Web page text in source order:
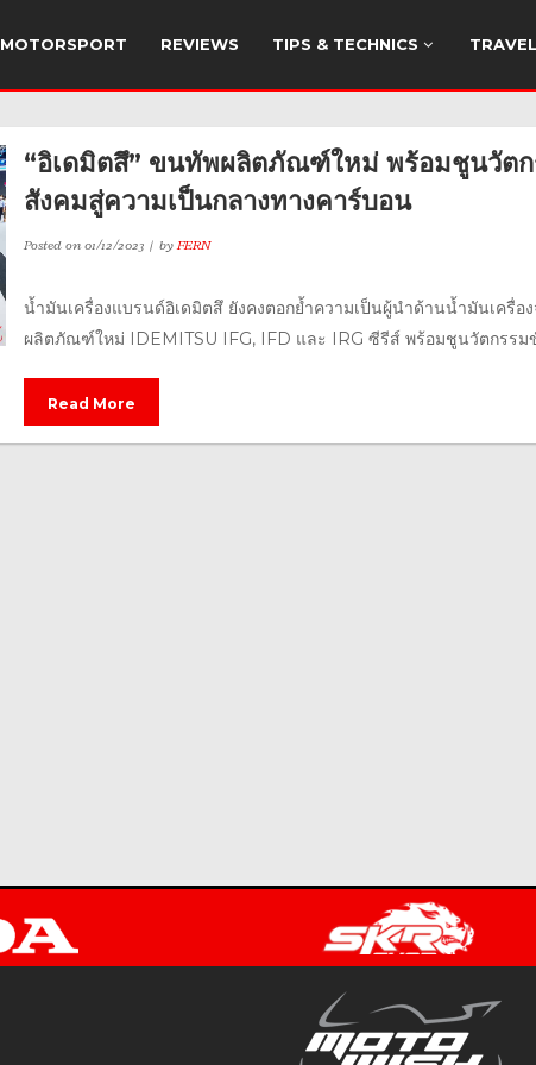
MOTORSPORT REVIEWS TIPS & TECHNICS
“อิเดมิตสึ” ขนทัพผลิตภัณฑ์ใหม่ พร้อมชูนวัต
สังคมสู่ความเป็นกลางทางคาร์บอน
Posted on01/12/2023 byFERN
น้ำมันเครื่องแบรนด์อิเดมิตสึ ยังคงตอกย้ำความเป็นผู้นำด้านน้ำมันเครื่
ผลิตภัณฑ์ใหม่ IDEMITSU IFG, IFD และ IRG ซีรีส์ พร้อมชูนวัตกรรม
Read More